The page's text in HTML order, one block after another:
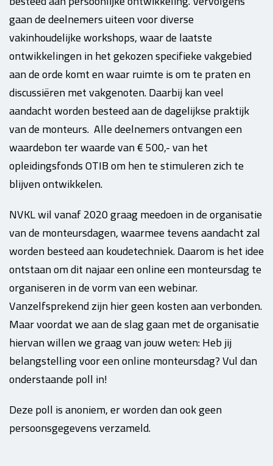
gaan de deelnemers uiteen voor diverse
vakinhoudelijke workshops, waar de laatste
ontwikkelingen in het gekozen specifieke vakgebied
aan de orde komt en waar ruimte is om te praten en
discussiëren met vakgenoten. Daarbij kan veel
aandacht worden besteed aan de dagelijkse praktijk
van de monteurs. Alle deelnemers ontvangen een
waardebon ter waarde van € 500,- van het
opleidingsfonds OTIB om hen te stimuleren zich te
blijven ontwikkelen.
NVKL wil vanaf 2020 graag meedoen in de organisatie
van de monteursdagen, waarmee tevens aandacht zal
worden besteed aan koudetechniek. Daarom is het idee
ontstaan om dit najaar een online een monteursdag te
organiseren in de vorm van een webinar.
Vanzelfsprekend zijn hier geen kosten aan verbonden.
Maar voordat we aan de slag gaan met de organisatie
hiervan willen we graag van jouw weten: Heb jij
belangstelling voor een online monteursdag? Vul dan
onderstaande poll in!
Deze poll is anoniem, er worden dan ook geen
persoonsgegevens verzameld.